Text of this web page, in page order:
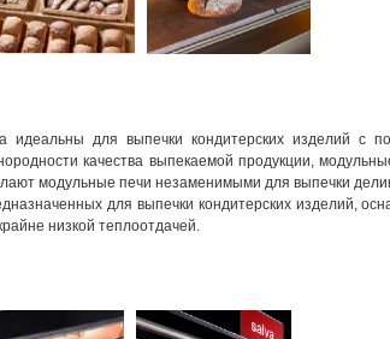
для выпечки кондитерских изделий с
качества выпекаемой продукции,
модульные печи незаменимыми для выпечки
для выпечки кондитерских изделий,
низкой теплоотдачей.